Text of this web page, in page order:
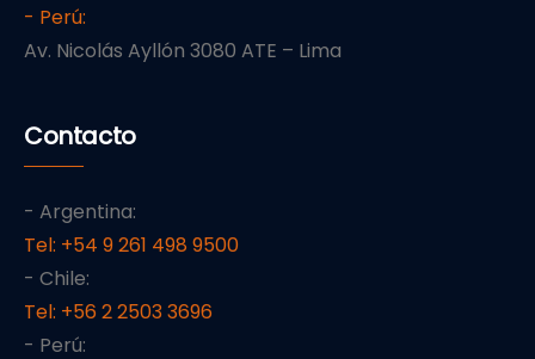
- Perú:
Av. Nicolás Ayllón 3080 ATE – Lima
Contacto
- Argentina:
Tel: +54 9 261 498 9500
- Chile:
Tel: +56 2 2503 3696
- Perú: